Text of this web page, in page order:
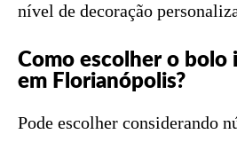
nível de decoração
Como escolher o bolo
em Florianópolis?
Pode escolher considerando